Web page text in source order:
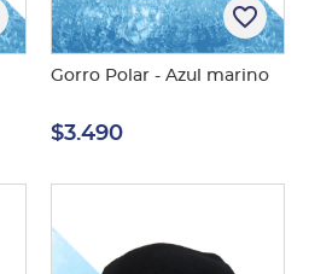
favorite_border
Gorro Polar - Azul marino
$3.490